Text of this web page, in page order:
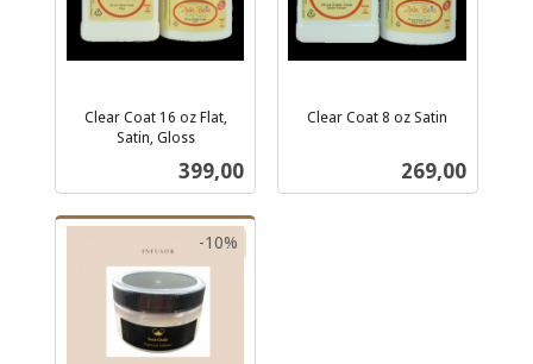
Clear Coat 16 oz Flat,
Satin, Gloss
Pris
399,00
Clear Coat 8 oz Satin
Pris
269,00
-10%